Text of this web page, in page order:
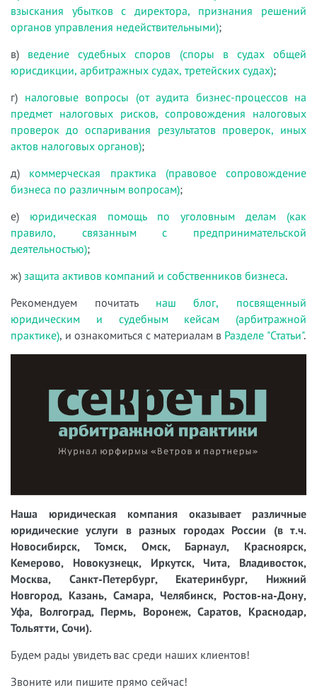
взыскания убытков с директора, признания решений
органов управления недействительными);
в) ведение судебных споров (споры в судах общей
юрисдикции, арбитражных судах, третейских судах);
г) налоговые вопросы (от аудита бизнес-процессов на
предмет налоговых рисков, сопровождения налоговых
проверок до оспаривания результатов проверок, иных
актов налоговых органов);
д) коммерческая практика (правовое сопровождение
бизнеса по различным вопросам);
е) юридическая помощь по уголовным делам (как
правило, связанным с предпринимательской
деятельностью);
ж) защита активов компаний и собственников бизнеса.
Рекомендуем почитать наш блог, посвященный
юридическим и судебным кейсам (арбитражной
практике), и ознакомиться с материалам в Разделе "Статьи".
Наша юридическая компания оказывает различные
юридические услуги в разных городах России (в т.ч.
Новосибирск, Томск, Омск, Барнаул, Красноярск,
Кемерово, Новокузнецк, Иркутск, Чита, Владивосток,
Москва, Санкт-Петербург, Екатеринбург, Нижний
Новгород, Казань, Самара, Челябинск, Ростов-на-Дону,
Уфа, Волгоград, Пермь, Воронеж, Саратов, Краснодар,
Тольятти, Сочи).
Будем рады увидеть вас среди наших клиентов!
Звоните или пишите прямо сейчас!